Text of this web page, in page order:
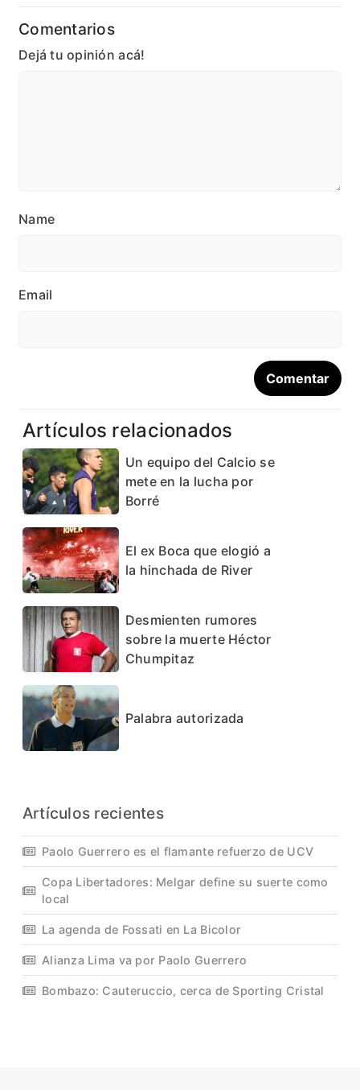
Comentarios
Dejá tu opinión acá!
Name
Email
Artículos relacionados
Un equipo del Calcio se
mete en la lucha por
Borré
El ex Boca que elogió a
la hinchada de River
Desmienten rumores
sobre la muerte Héctor
Chumpitaz
Palabra autorizada
Artículos recientes
Paolo Guerrero es el flamante refuerzo de UCV
Copa Libertadores: Melgar define su suerte como
local
La agenda de Fossati en La Bicolor
Alianza Lima va por Paolo Guerrero
Bombazo: Cauteruccio, cerca de Sporting Cristal